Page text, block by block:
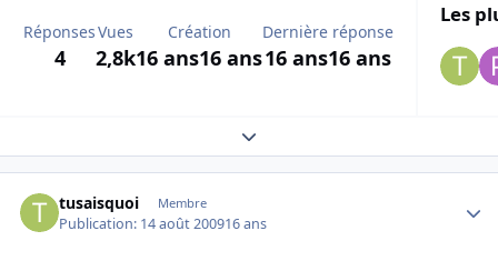
Réponses
4
Vues
2,8k
Création
16 ans16 ans
Dernière réponse
16 ans16 ans
Les
Expand topic overview
tusaisquoi Membre
Publication: 14 août 200916 ans